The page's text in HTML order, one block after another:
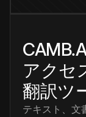
アクセ
翻訳ツ
テキスト、文